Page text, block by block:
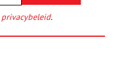
privacybeleid.